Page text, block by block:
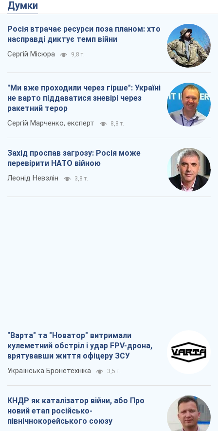
Думки
Росія втрачає ресурси поза планом: хто
насправді диктує темп війни
Сергій Місюра 9,8 т.
"Ми вже проходили через гірше": Україні
не варто піддаватися зневірі через
ракетний терор
Сергій Марченко, експерт 8,8 т.
Захід проспав загрозу: Росія може
перевірити НАТО війною
Леонід Невзлін 3,8 т.
"Варта" та "Новатор" витримали
кулеметний обстріл і удар FPV-дрона,
врятувавши життя офіцеру ЗСУ
Українська Бронетехніка 3,5 т.
КНДР як каталізатор війни, або Про
новий етап російсько-
північнокорейського союзу